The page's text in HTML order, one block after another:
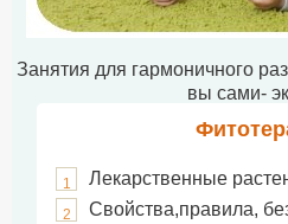
Занятия для гармоничного
вы сами-
1 Лекарственные
2 Свойства,правила,